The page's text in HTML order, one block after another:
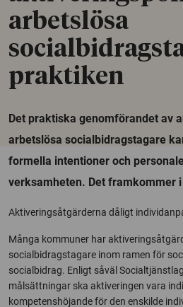
arbetslösa
praktiken
Det praktiska genomförandet av
arbetslösa socialbidragstagare
formella intentioner och
verksamheten. Det framkommer
Aktiveringsåtgärderna dåligt
Många kommuner har
socialbidragstagare inom ramen för
socialbidrag. Enligt såväl
målsättningar ska aktiveringen vara
kompetenshöjande för den enskilde